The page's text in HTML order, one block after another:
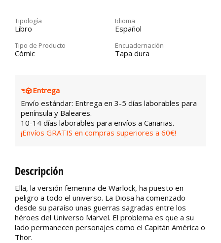
Tipología
Libro
Idioma
Español
Tipo de Producto
Cómic
Encuadernación
Tapa dura
Entrega
Envío estándar: Entrega en 3-5 días laborables para
península y Baleares.
10-14 días laborables para envíos a Canarias.
¡Envíos GRATIS en compras superiores a 60€!
Descripción
Ella, la versión femenina de Warlock, ha puesto en
peligro a todo el universo. La Diosa ha comenzado
desde su paraíso unas guerras sagradas entre los
héroes del Universo Marvel. El problema es que a su
lado permanecen personajes como el Capitán América o
Thor.